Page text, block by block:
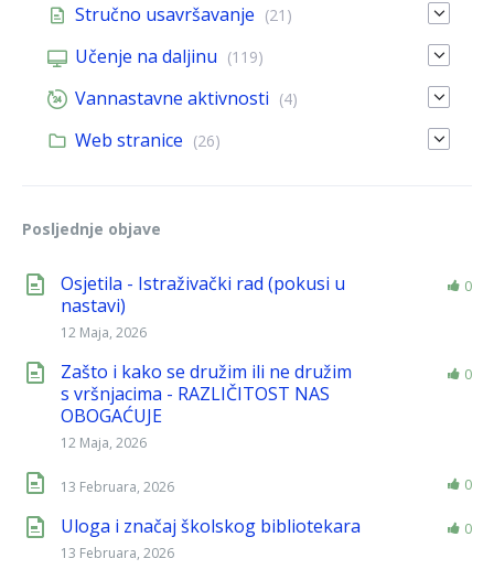
Stručno usavršavanje (21)
Učenje na daljinu (119)
Vannastavne aktivnosti (4)
Web stranice (26)
Posljednje objave
Osjetila - Istraživački rad (pokusi u
nastavi)
12 Maja, 2026
0
Zašto i kako se družim ili ne družim
s vršnjacima - RAZLIČITOST NAS
OBOGAĆUJE
12 Maja, 2026
0
13 Februara, 2026 0
Uloga i značaj školskog bibliotekara
13 Februara, 2026
0